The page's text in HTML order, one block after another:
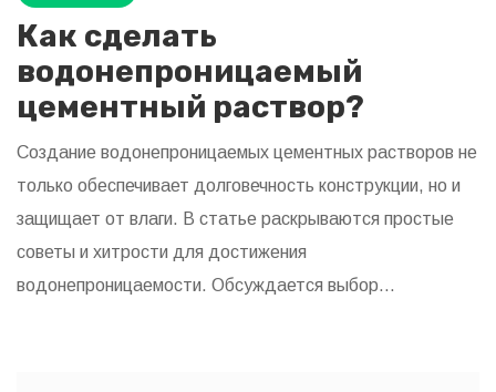
Как сделать
водонепроницаемый
цементный раствор?
Создание водонепроницаемых цементных растворов не
только обеспечивает долговечность конструкции, но и
защищает от влаги. В статье раскрываются простые
советы и хитрости для достижения
водонепроницаемости. Обсуждается выбор